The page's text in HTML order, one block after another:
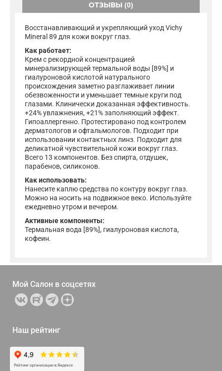
ОТЗЫВЫ (0)
Восстанавливающий и укрепляющий уход Vichy
Mineral 89 для кожи вокруг глаз.
Как работает:
Крем с рекордной концентрацией
минерализирующей термальной воды [89%] и
гиалуроновой кислотой натурального
происхождения заметно разглаживает линии
обезвоженности и уменьшает темные круги под
глазами. Клинически доказанная эффективность.
+24% увлажнения, +21% заполняющий эффект.
Гипоаллергенно. Протестировано под контролем
дерматологов и офтальмологов. Подходит при
использовании контактных линз. Подходит для
деликатной чувствительной кожи вокруг глаз.
Всего 13 компонентов. Без спирта, отдушек,
парабенов, силиконов.
Как использовать:
Нанесите каплю средства по контуру вокруг глаз.
Можно на носить на подвижное веко. Используйте
ежедневно утром и вечером.
Активные компоненты:
Термальная вода [89%], гиалуроновая кислота,
кофеин.
Мой Салон в соцсетях
Наш рейтинг